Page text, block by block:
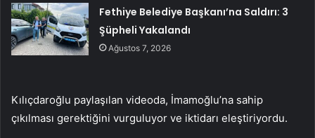
Fethiye Belediye Başkanı’na Saldırı: 3
Şüpheli Yakalandı
Ağustos 7, 2026
Kılıçdaroğlu paylaşılan videoda, İmamoğlu’na sahip
çıkılması gerektiğini vurguluyor ve iktidarı eleştiriyordu.